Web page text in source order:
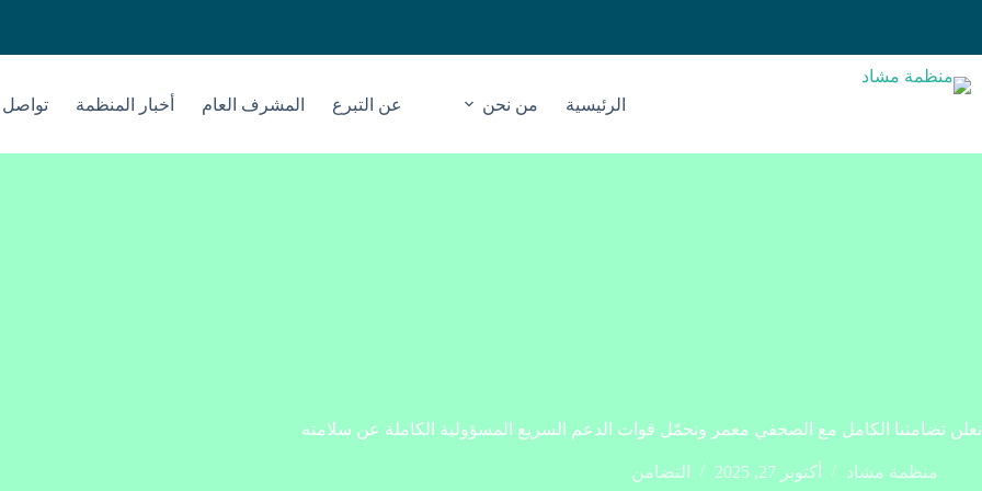
المحتوى
الرئيسية من نحن عن التبرع المشرف العام أخبار المنظمة تواصل
نعلن تضامننا الكامل مع الصحفي معمر ونحمّل قوات الدعم السريع المسؤولية الكاملة عن سلامته
منظمة مشاد أكتوبر 27, 2025 التضامن